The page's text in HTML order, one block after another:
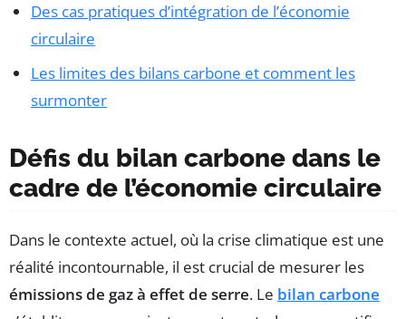
Des cas pratiques d’intégration de l’économie
circulaire
Les limites des bilans carbone et comment les
surmonter
Défis du bilan carbone dans le
cadre de l’économie circulaire
Dans le contexte actuel, où la crise climatique est une
réalité incontournable, il est crucial de mesurer les
émissions de gaz à effet de serre. Le bilan carbone